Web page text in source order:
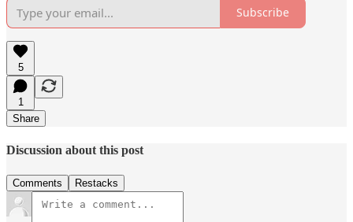
Subscribe
5
1
Share
Discussion about this post
Comments Restacks